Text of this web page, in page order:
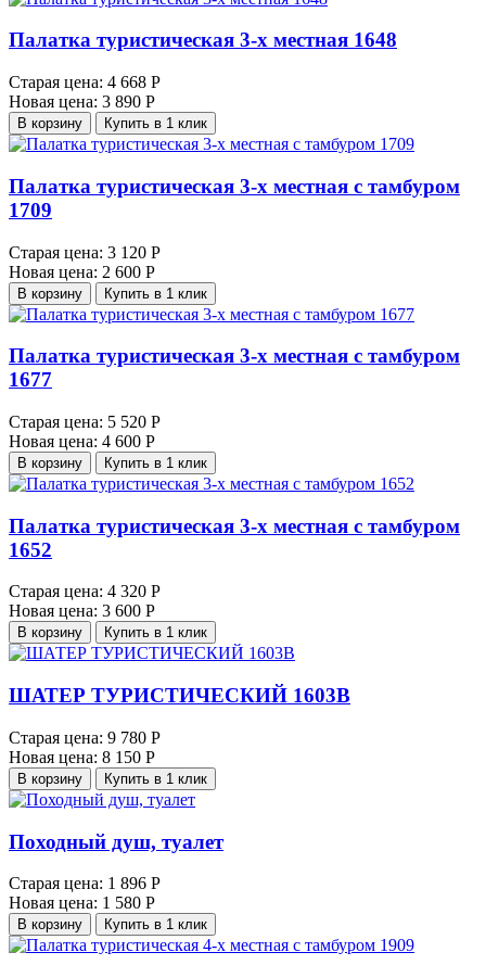
Палатка туристическая 3-х местная 1648
Старая цена: 4 668 Р
Новая цена: 3 890 Р
В корзину Купить в 1 клик
Палатка туристическая 3-х местная с тамбуром
1709
Старая цена: 3 120 Р
Новая цена: 2 600 Р
В корзину Купить в 1 клик
Палатка туристическая 3-х местная с тамбуром
1677
Старая цена: 5 520 Р
Новая цена: 4 600 Р
В корзину Купить в 1 клик
Палатка туристическая 3-х местная с тамбуром
1652
Старая цена: 4 320 Р
Новая цена: 3 600 Р
В корзину Купить в 1 клик
ШАТЕР ТУРИСТИЧЕСКИЙ 1603В
Старая цена: 9 780 Р
Новая цена: 8 150 Р
В корзину Купить в 1 клик
Походный душ, туалет
Старая цена: 1 896 Р
Новая цена: 1 580 Р
В корзину Купить в 1 клик